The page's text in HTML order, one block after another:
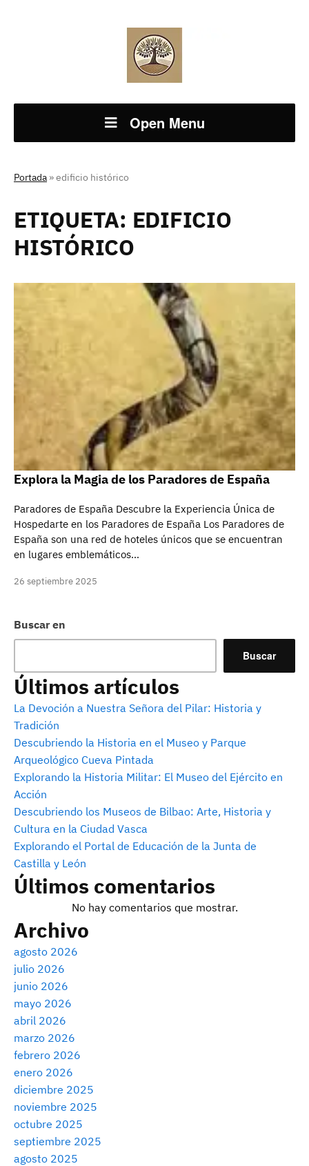
Open Menu
Portada »edificio histórico
Buscar en
Buscar
Últimos artículos
La Devoción a Nuestra Señora del Pilar: Historia y
Tradición
Descubriendo la Historia en el Museo y Parque
Arqueológico Cueva Pintada
Explorando la Historia Militar: El Museo del Ejército en
Acción
Descubriendo los Museos de Bilbao: Arte, Historia y
Cultura en la Ciudad Vasca
Explorando el Portal de Educación de la Junta de
Castilla y León
Últimos comentarios
No hay comentarios que mostrar.
Archivo
agosto 2026
julio 2026
junio 2026
mayo 2026
abril 2026
marzo 2026
febrero 2026
enero 2026
diciembre 2025
noviembre 2025
octubre 2025
septiembre 2025
agosto 2025
ETIQUETA: EDIFICIO
HISTÓRICO
Explora la Magia de los Paradores de España
Paradores de España Descubre la Experiencia Única de
Hospedarte en los Paradores de España Los Paradores de
España son una red de hoteles únicos que se encuentran
en lugares emblemáticos…
26 septiembre 2025